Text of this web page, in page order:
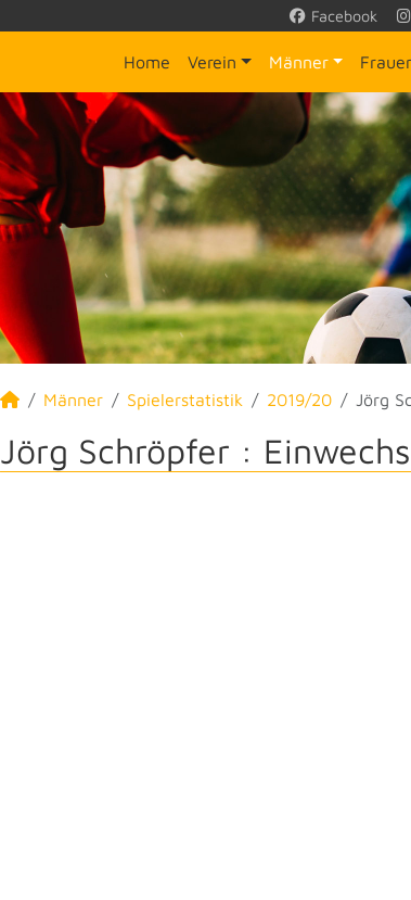
Facebook
Home Verein Männer
Männer Spielerstatistik 2019/20 Jörg
Jörg Schröpfer :